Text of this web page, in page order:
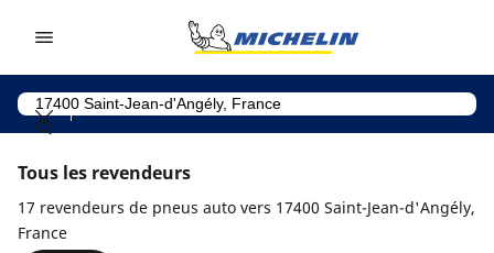
Tous les revendeurs
17 revendeurs de pneus auto vers 17400 Saint-Jean-d'Angély,
France